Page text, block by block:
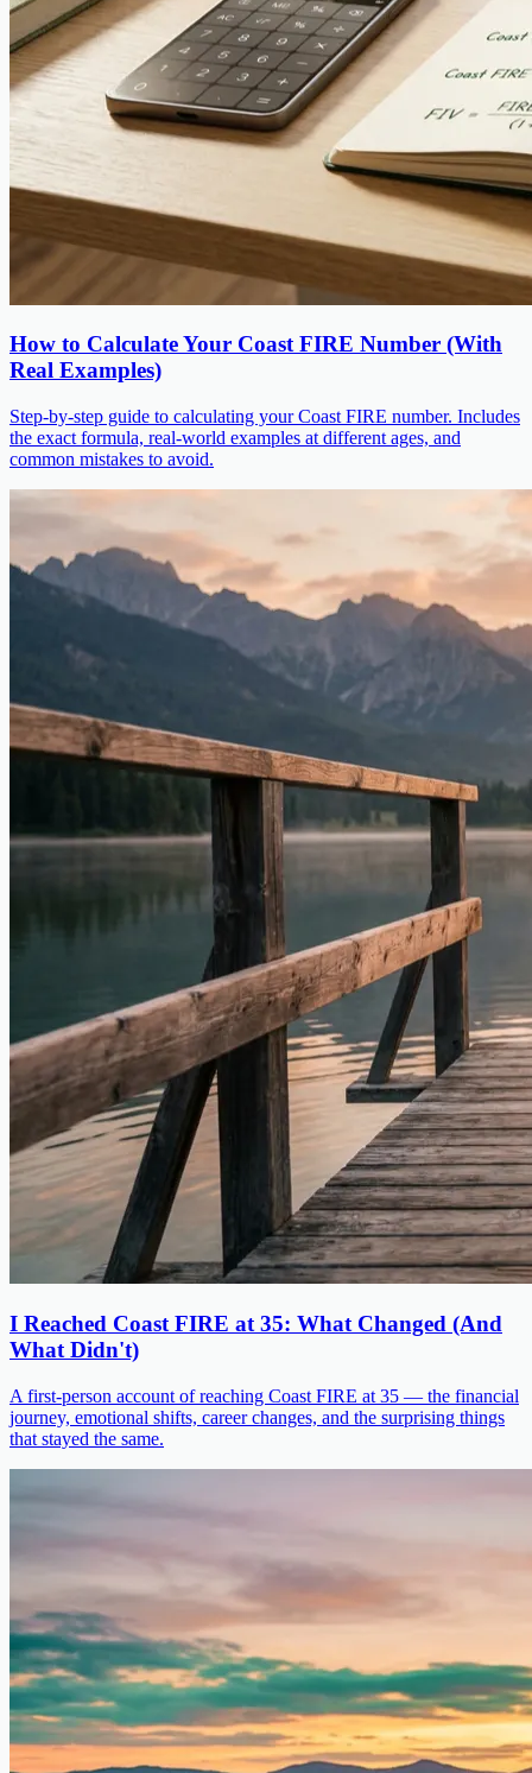
How to Calculate Your Coast FIRE Number (With
Real Examples)
Step-by-step guide to calculating your Coast FIRE number. Includes
the exact formula, real-world examples at different ages, and
common mistakes to avoid.
I Reached Coast FIRE at 35: What Changed (And
What Didn't)
A first-person account of reaching Coast FIRE at 35 — the financial
journey, emotional shifts, career changes, and the surprising things
that stayed the same.